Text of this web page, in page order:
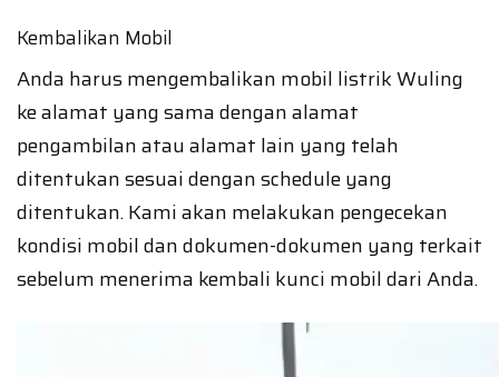
Kembalikan Mobil
Anda harus mengembalikan mobil listrik Wuling
ke alamat yang sama dengan alamat
pengambilan atau alamat lain yang telah
ditentukan sesuai dengan schedule yang
ditentukan. Kami akan melakukan pengecekan
kondisi mobil dan dokumen-dokumen yang terkait
sebelum menerima kembali kunci mobil dari Anda.